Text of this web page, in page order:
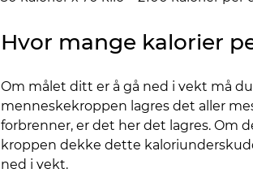
Hvor mange kalorier
Om målet ditt er å gå ned i vekt må
menneskekroppen lagres det aller
forbrenner, er det her det lagres. Om
kroppen dekke dette
ned i vekt.